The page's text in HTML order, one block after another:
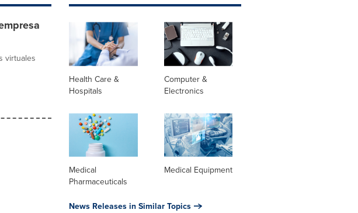
virtuales
Health Care &
Hospitals
Computer &
Electronics
Medical
Pharmaceuticals
Medical Equipment
News Releases in Similar Topics